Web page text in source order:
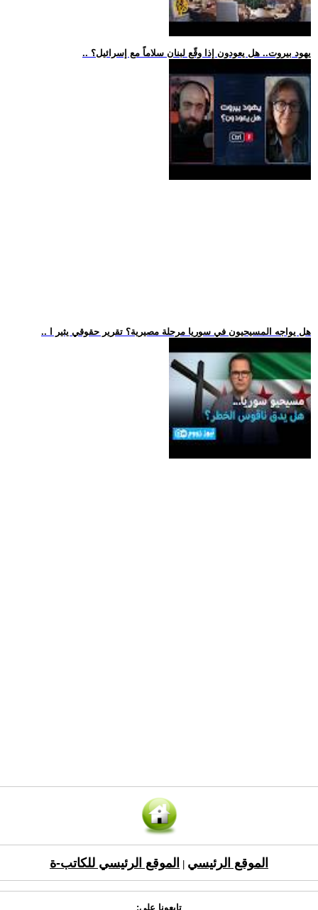
.. يهود بيروت.. هل يعودون إذا وقّع لبنان سلاماً مع إسرائيل؟
.. هل يواجه المسيحيون في سوريا مرحلة مصيرية؟ تقرير حقوقي يثير ا
الموقع الرئيسي الموقع الرئيسي للكاتب-ة
تابعونا على: